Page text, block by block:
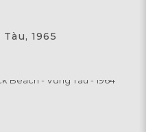
1965